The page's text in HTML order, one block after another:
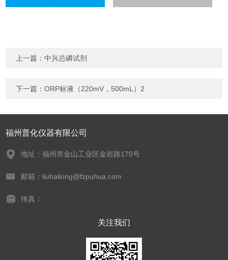
上一篇：中兴总磷试剂
下一篇：ORP标液（220mV，500mL）2
福州普化仪器有限公司
地址：福州市金山工业区金岩路170号
邮箱：liuhailong@fzpuhua.com
传真：
关注我们